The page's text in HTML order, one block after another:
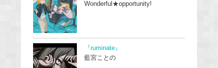
Wonderful★opportunity!
『ruminate』
藍宮ことの